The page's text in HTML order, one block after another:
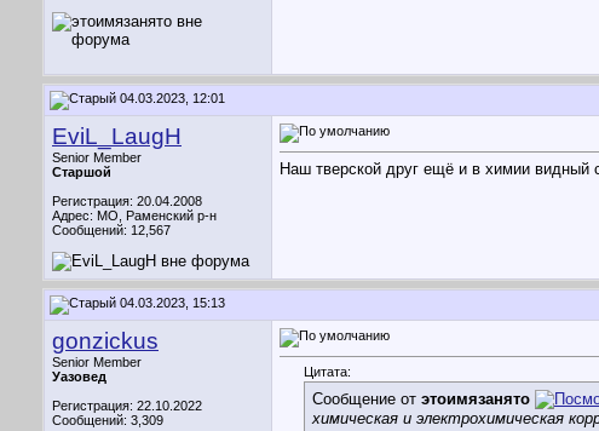
04.03.2023, 12:01
EviL_LaugH
Senior Member
Старшой
Регистрация: 20.04.2008
Адрес: МО, Раменский р-н
Сообщений: 12,567
Наш тверской друг ещё и в химии видный
04.03.2023, 15:13
gonzickus
Senior Member
Уазовед
Регистрация: 22.10.2022
Сообщений: 3,309
Цитата:
Сообщение от этоимязанято
химическая и электрохимическая